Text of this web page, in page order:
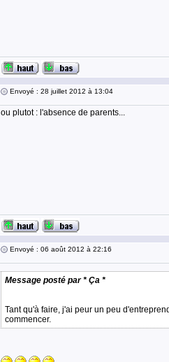
Envoyé : 28 juillet 2012 à 13:04
ou plutot : l'absence de parents...
Envoyé : 06 août 2012 à 22:16
Message posté par * Ça *
Tant qu'à faire, j'ai peur un peu
commencer.